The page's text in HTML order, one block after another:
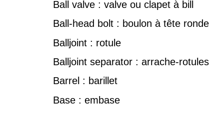
Ball valve : valve ou clapet à bill
Ball-head bolt : boulon à tête ronde
Balljoint : rotule
Balljoint separator : arrache-rotules
Barrel : barillet
Base : embase